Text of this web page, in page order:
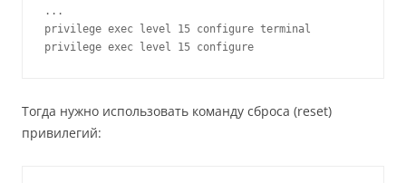
...
privilege exec level 15 configure terminal
privilege exec level 15 configure
Тогда нужно использовать команду сброса (reset)
привилегий: